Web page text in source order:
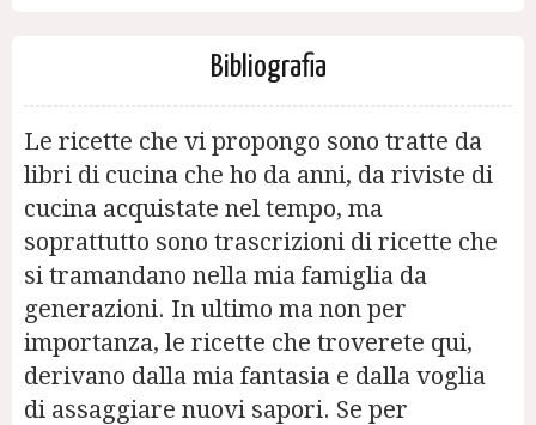
Bibliografia
Le ricette che vi propongo sono tratte da
libri di cucina che ho da anni, da riviste di
cucina acquistate nel tempo, ma
soprattutto sono trascrizioni di ricette che
si tramandano nella mia famiglia da
generazioni. In ultimo ma non per
importanza, le ricette che troverete qui,
derivano dalla mia fantasia e dalla voglia
di assaggiare nuovi sapori. Se per